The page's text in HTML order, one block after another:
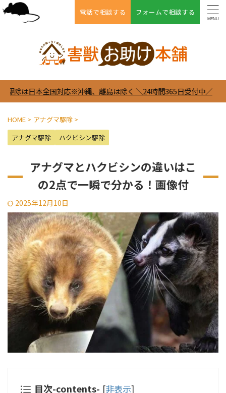
電話で相談する フォームで相談する
沖縄、離島は除く ＼24時間365日受付中／
HOME > アナグマ駆除 >
アナグマ駆除
ハクビシン駆除
アナグマとハクビシンの違いはこ
の2点で一瞬で分かる！画像付
2025年12月10日
目次-contents- [非表示]